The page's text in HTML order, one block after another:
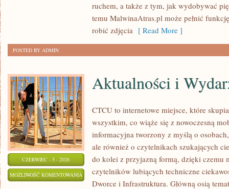
KREATYWNE
TRIKI
ruchem, a także z tym, jak wydobywać
temu MalwinaAtras.pl może pełnić
robić zdjęcia [ Read More ]
POSTED BY ADMIN
CZERWIEC - 5 - 2026
MOŻLIWOŚĆ KOMENTOWANIA AKTUALNOŚCI
Aktualności i
CTCU to internetowe miejsce, które
wszystkim, co wiąże się z nowoczesną
informacyjna tworzony z myślą o
ale również o czytelnikach szukających
do kolei z przyjazną formą, dzięki czemu
czytelników lubiących techniczne
Dworce i Infrastruktura. Główną osią